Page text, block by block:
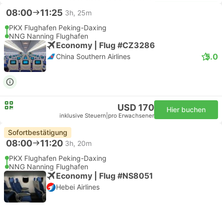
08:00 11:25 3h, 25m
PKX Flughafen Peking-Daxing
NNG Nanning Flughafen
Economy | Flug #CZ3286
China Southern Airlines 5.0
USD 170
inklusive Steuern pro Erwachsener
Hier buchen
Sofortbestätigung
08:00 11:20 3h, 20m
PKX Flughafen Peking-Daxing
NNG Nanning Flughafen
Economy | Flug #NS8051
Hebei Airlines